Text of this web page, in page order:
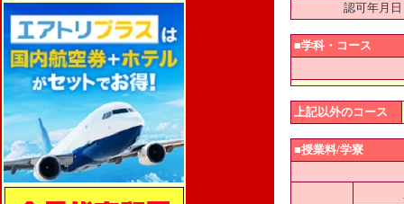
認可年月日
■学科・コース
上記以外のコース
■授業料/学寮